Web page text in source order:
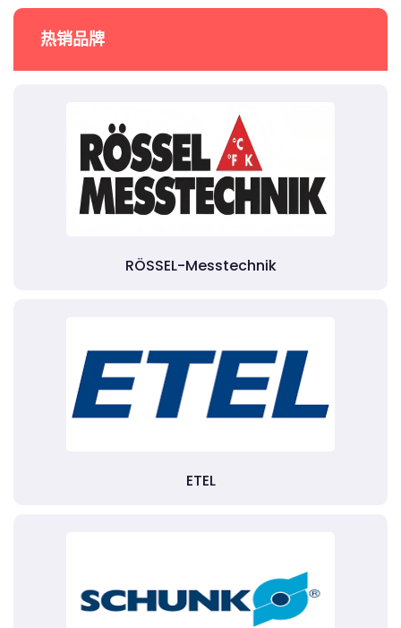
热销品牌
RÖSSEL-Messtechnik
ETEL